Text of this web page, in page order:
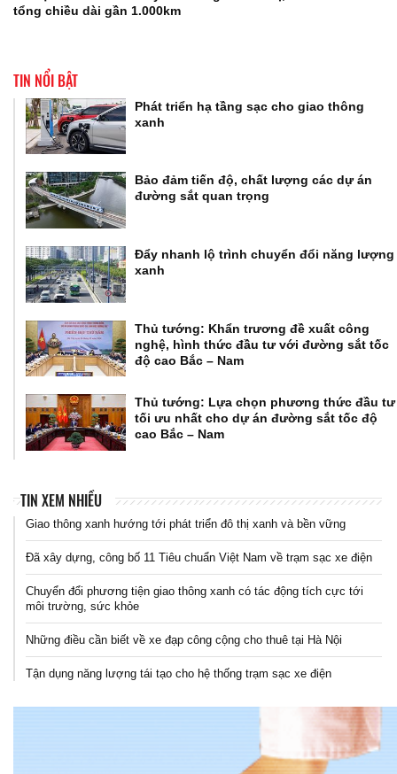
tổng chiều dài gần 1.000km
TIN NỔI BẬT
Phát triển hạ tầng sạc cho giao thông
xanh
Bảo đảm tiến độ, chất lượng các dự án
đường sắt quan trọng
Đẩy nhanh lộ trình chuyển đổi năng lượng
xanh
Thủ tướng: Khẩn trương đề xuất công
nghệ, hình thức đầu tư với đường sắt tốc
độ cao Bắc – Nam
Thủ tướng: Lựa chọn phương thức đầu tư
tối ưu nhất cho dự án đường sắt tốc độ
cao Bắc – Nam
TIN XEM NHIỀU
Giao thông xanh hướng tới phát triển đô thị xanh và bền vững
Đã xây dựng, công bố 11 Tiêu chuẩn Việt Nam về trạm sạc xe điện
Chuyển đổi phương tiện giao thông xanh có tác động tích cực tới
môi trường, sức khỏe
Những điều cần biết về xe đạp công cộng cho thuê tại Hà Nội
Tận dụng năng lượng tái tạo cho hệ thống trạm sạc xe điện